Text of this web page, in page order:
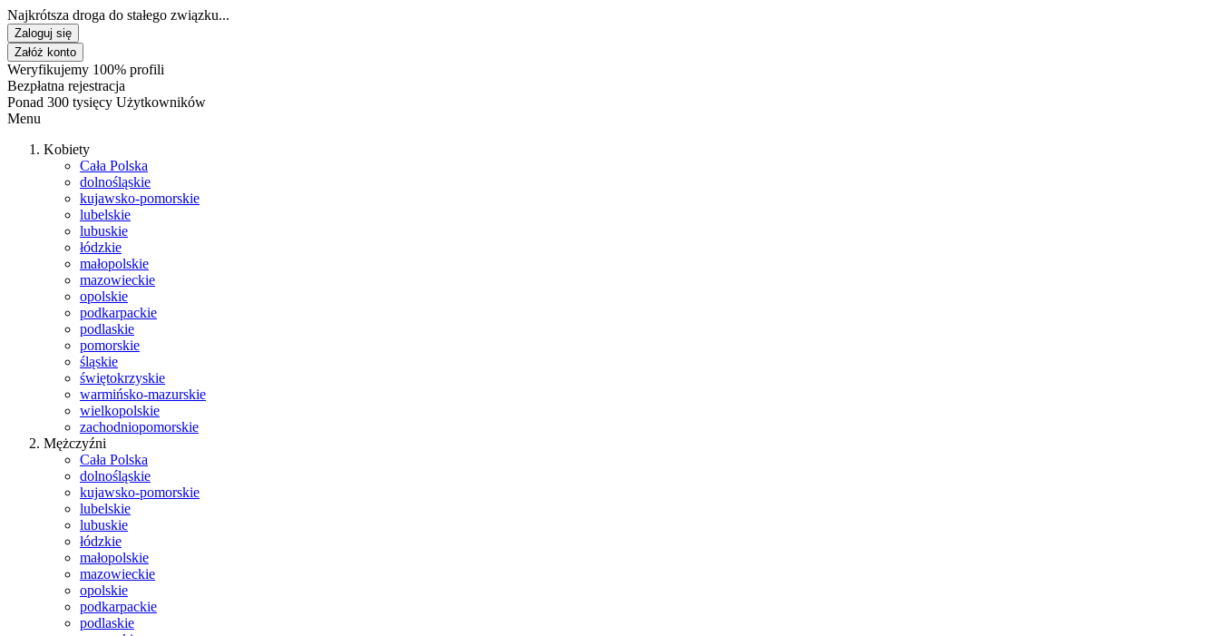
Najkrótsza droga do stałego związku...
Zaloguj się
Załóż konto
Weryfikujemy 100% profili
Bezpłatna rejestracja
Ponad 300 tysięcy Użytkowników
Menu
Kobiety
Cała Polska
dolnośląskie
kujawsko-pomorskie
lubelskie
lubuskie
łódzkie
małopolskie
mazowieckie
opolskie
podkarpackie
podlaskie
pomorskie
śląskie
świętokrzyskie
warmińsko-mazurskie
wielkopolskie
zachodniopomorskie
Mężczyźni
Cała Polska
dolnośląskie
kujawsko-pomorskie
lubelskie
lubuskie
łódzkie
małopolskie
mazowieckie
opolskie
podkarpackie
podlaskie